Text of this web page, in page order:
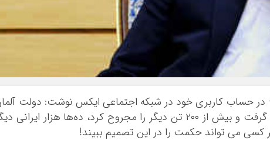
اینفوگرافی
صوت و فیلم
اصفهان
بوشهر
تهران
چهار محال و
روز جمعه – ۱۱ آبان ماه – در حساب کاربری خود در شبکه اجتماعی ایکس نوشت: دولت
در حمایت از تروریستی که جان ۱۴ بی‌گناه را گرفت و بیش از ۲۰۰ تن دیگر را مجروح کرد، ده‌ها هزار ایرانی
کسی می تواند حکمت را در این تصمیم ببیند!